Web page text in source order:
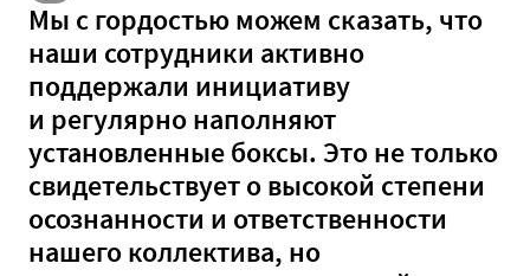
Мы с гордостью можем сказать, что
наши сотрудники активно
поддержали инициативу
и регулярно наполняют
установленные боксы. Это не только
свидетельствует о высокой степени
осознанности и ответственности
нашего коллектива, но